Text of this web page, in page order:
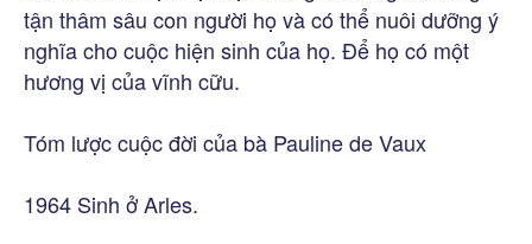
tận thâm sâu con người họ và có thể nuôi dưỡng ý
nghĩa cho cuộc hiện sinh của họ. Để họ có một
hương vị của vĩnh cữu.
Tóm lược cuộc đời của bà Pauline de Vaux
1964 Sinh ở Arles.